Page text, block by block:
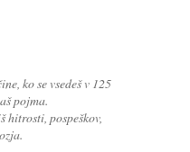
ko se vsedeš v 125
pojma.
hitrosti, pospeškov,